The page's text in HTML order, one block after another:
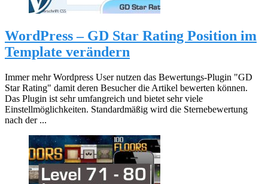
WordPress – GD Star Rating Position im
Template verändern
Immer mehr Wordpress User nutzen das Bewertungs-Plugin "GD
Star Rating" damit deren Besucher die Artikel bewerten können.
Das Plugin ist sehr umfangreich und bietet sehr viele
Einstellmöglichkeiten. Standardmäßig wird die Sternebewertung
nach der ...